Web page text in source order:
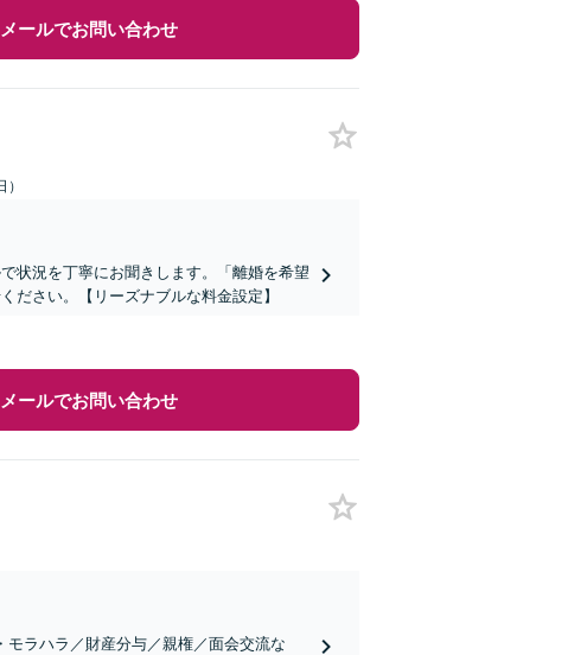
メールでお問い合わせ
状況を丁寧にお聞きします。「離婚を希望
ださい。【リーズナブルな料金設定】
メールでお問い合わせ
モラハラ／財産分与／親権／面会交流な